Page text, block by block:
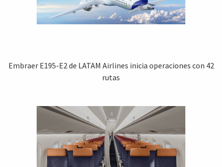
Embraer E195-E2 de LATAM Airlines inicia operaciones con 42
rutas